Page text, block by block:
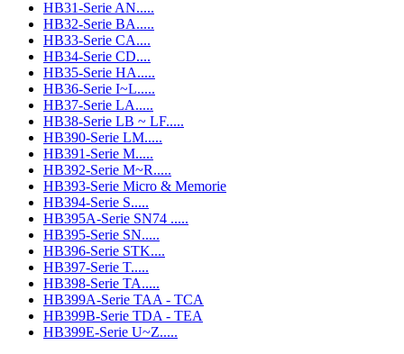
HB31-Serie AN.....
HB32-Serie BA.....
HB33-Serie CA....
HB34-Serie CD....
HB35-Serie HA.....
HB36-Serie I~L.....
HB37-Serie LA.....
HB38-Serie LB ~ LF.....
HB390-Serie LM.....
HB391-Serie M.....
HB392-Serie M~R.....
HB393-Serie Micro & Memorie
HB394-Serie S.....
HB395A-Serie SN74 .....
HB395-Serie SN.....
HB396-Serie STK....
HB397-Serie T.....
HB398-Serie TA.....
HB399A-Serie TAA - TCA
HB399B-Serie TDA - TEA
HB399E-Serie U~Z.....